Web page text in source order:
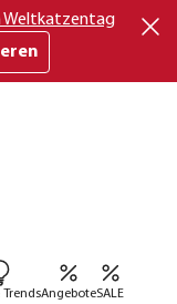
Weltkatzentag
TrendsAngeboteSALE